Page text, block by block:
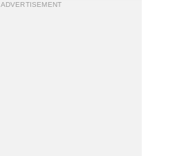
ADVERTISEMENT